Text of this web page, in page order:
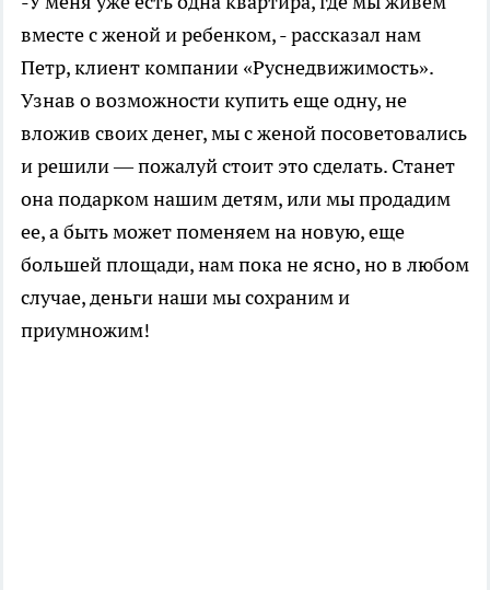
вместе с женой и ребенком, - рассказал нам
Петр, клиент компании «Руснедвижимость».
Узнав о возможности купить еще одну, не
вложив своих денег, мы с женой посоветовались
и решили — пожалуй стоит это сделать. Станет
она подарком нашим детям, или мы продадим
ее, а быть может поменяем на новую, еще
большей площади, нам пока не ясно, но в любом
случае, деньги наши мы сохраним и
приумножим!